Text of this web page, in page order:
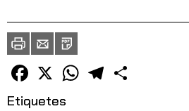
ImprimirEnvia
un
amic
PDF
Facebook
X WhatsAppTelegram
Etiquetes